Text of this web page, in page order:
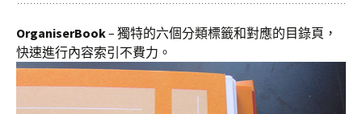
OrganiserBook– 獨特的六個分類標籤和對應的目錄頁，
快速進行內容索引不費力。